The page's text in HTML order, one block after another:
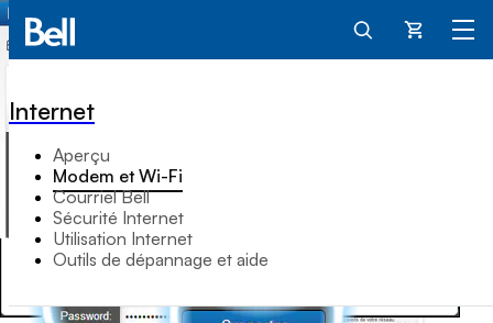
Panier
Internet
Aperçu
Modem et Wi-Fi
Courriel Bell
Sécurité Internet
Utilisation Internet
Outils de dépannage et aide